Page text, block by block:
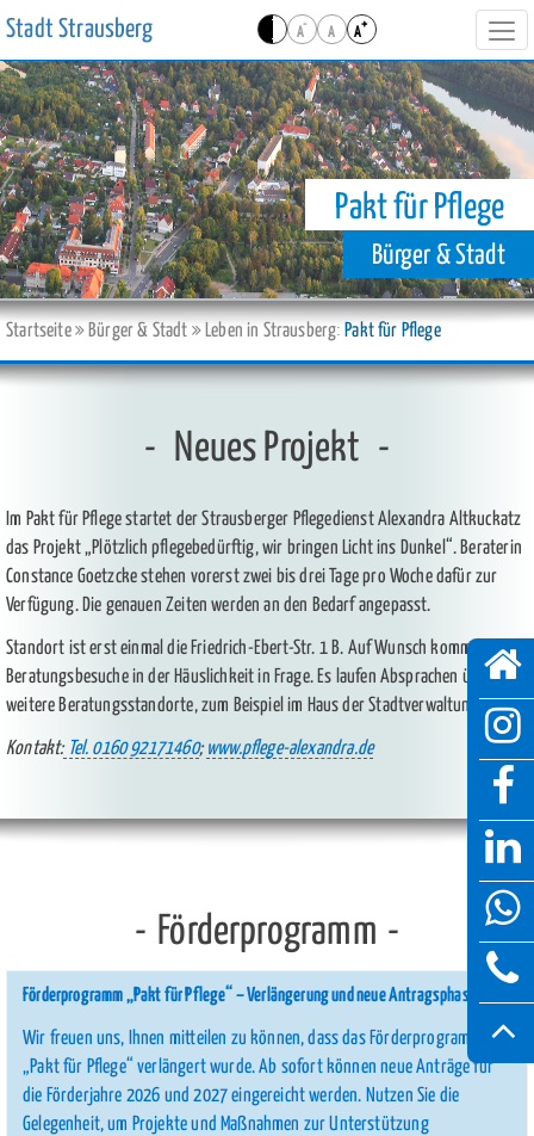
Stadt Strausberg
ein-/
A
-
A A
+
Pakt für Pflege
Bürger & Stadt
Startseite Bürger & Stadt Leben in Strausberg Pakt für Pflege
Neues Projekt
Im Pakt für Pflege startet der Strausberger Pflegedienst Alexandra Altkuckatz
das Projekt „Plötzlich pflegebedürftig, wir bringen Licht ins Dunkel“. Beraterin
Constance Goetzcke stehen vorerst zwei bis drei Tage pro Woche dafür zur
Verfügung. Die genauen Zeiten werden an den Bedarf angepasst.
Standort ist erst einmal die Friedrich-Ebert-Str. 1 B. Auf Wunsch kommen auch
Beratungsbesuche in der Häuslichkeit in Frage. Es laufen Absprachen über
weitere Beratungsstandorte, zum Beispiel im Haus der Stadtverwaltung.
Kontakt:Tel. 0160 92171460; www.pflege-alexandra.de
Förderprogramm
Förderprogramm „Pakt für Pflege“ – Verlängerung und neue Antragsphase
Wir freuen uns, Ihnen mitteilen zu können, dass das Förderprogramm
„Pakt für Pflege“ verlängert wurde. Ab sofort können neue Anträge für
die Förderjahre 2026 und 2027 eingereicht werden. Nutzen Sie die
Gelegenheit, um Projekte und Maßnahmen zur Unterstützung